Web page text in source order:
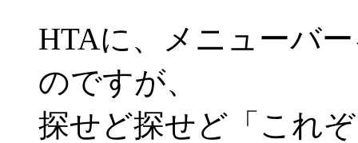
HTAに、メニューバ
のですが、
探せど探せど「これ